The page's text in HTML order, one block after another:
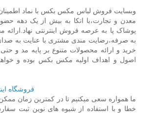
وبسایت فروش لباس مکس بکس با نماد
معدن و تجارت،با اتکا به بیش از یک دهه
پوشاک پا به عرصه فروش اینترنتی نهاد.ارائه
به صرفه،رضایت مندی مشتری با عنایت به
خرید و ارائه محصولات متنوع بر پایه مد و
اصول و اهداف اولیه مکس بکس بوده و
فروشگاه
ما همواره سعی میکنیم تا در کمترین زمان
خطا و با استفاده از شیوه های نوین ثبت